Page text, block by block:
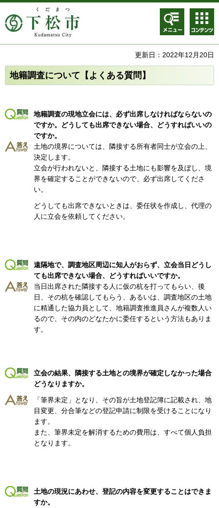
メニュ
ー
コンテ
ンツメ
ニュー
更新日：2022年12月20日
地籍調査について【よくある質問】
地籍調査の現地立会には、必ず出席しなければならないの
ですか。どうしても出席できない場合、どうすればいいの
ですか。
土地の境界については、隣接する所有者同士が立会の上、
決定します。
立会が行われないと、隣接する土地にも影響を及ぼし、境
界を確定することができないので、必ず出席してくださ
い。
どうしても出席できないときは、委任状を作成し、代理の
人に立会を依頼してください。
遠隔地で、調査地区周辺に知人がおらず、立会当日どうし
ても出席できない場合、どうすればいいですか。
当日出席された隣接する人に仮の杭を打ってもらい、後
日、その杭を確認してもらう、あるいは、調査地区の土地
に精通した協力員として、地籍調査推進員さんが複数人い
るので、その内のどなたかに委任するという方法もありま
す。
立会の結果、隣接する土地との境界が確定しなかった場合
どうなりますか。
「筆界未定」となり、その旨が土地登記簿に記載され、地
目変更、分合筆などの登記申請に制限を受けることになり
ます。
また、筆界未定を解消するための費用は、すべて個人負担
となります。
土地の現況にあわせ、登記の内容を変更することはできま
すか。